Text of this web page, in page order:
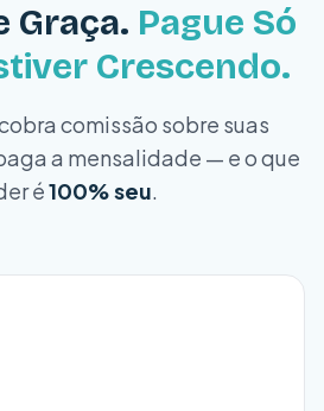
Graça. Pague Só
Crescendo.
comissão sobre suas
a mensalidade — e o que
é100% seu.